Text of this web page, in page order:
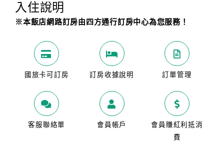
入住說明
※本飯店網路訂房由四方通行訂房中心為您服務！
國旅卡可訂房 訂房收據說明 訂單管理
客服聯絡單 會員帳戶
會員賺紅利抵消
費